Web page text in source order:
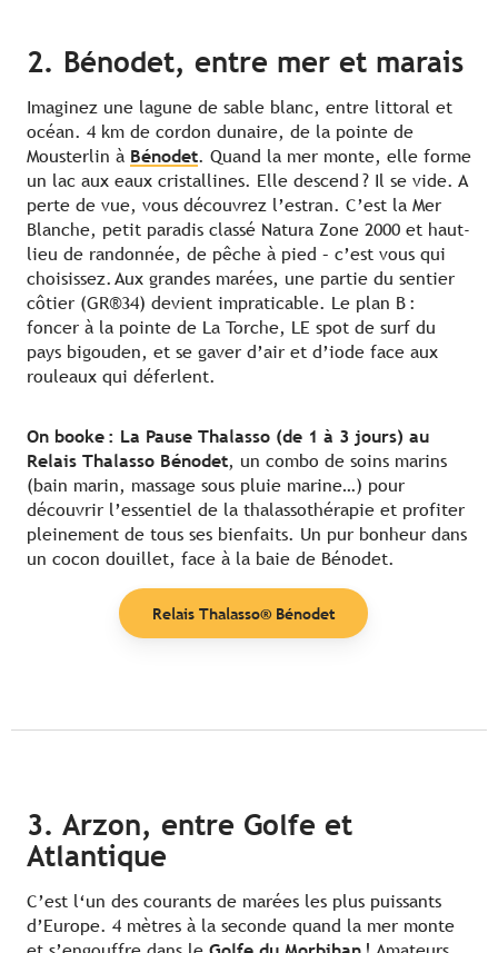
2. Bénodet, entre mer et marais
Imaginez une lagune de sable blanc, entre littoral et
océan. 4 km de cordon dunaire, de la pointe de
Mousterlin à Bénodet. Quand la mer monte, elle forme
un lac aux eaux cristallines. Elle descend ? Il se vide. A
perte de vue, vous découvrez l’estran. C’est la Mer
Blanche, petit paradis classé Natura Zone 2000 et haut-
lieu de randonnée, de pêche à pied – c’est vous qui
choisissez. Aux grandes marées, une partie du sentier
côtier (GR®34) devient impraticable. Le plan B :
foncer à la pointe de La Torche, LE spot de surf du
pays bigouden, et se gaver d’air et d’iode face aux
rouleaux qui déferlent.
On booke : La Pause Thalasso (de 1 à 3 jours) au
Relais Thalasso Bénodet, un combo de soins marins
(bain marin, massage sous pluie marine…) pour
découvrir l’essentiel de la thalassothérapie et profiter
pleinement de tous ses bienfaits. Un pur bonheur dans
un cocon douillet, face à la baie de Bénodet.
Relais Thalasso® Bénodet
3. Arzon, entre Golfe et
Atlantique
C’est l‘un des courants de marées les plus puissants
d’Europe. 4 mètres à la seconde quand la mer monte